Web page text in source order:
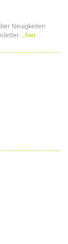
Neuigkeiten
...hier